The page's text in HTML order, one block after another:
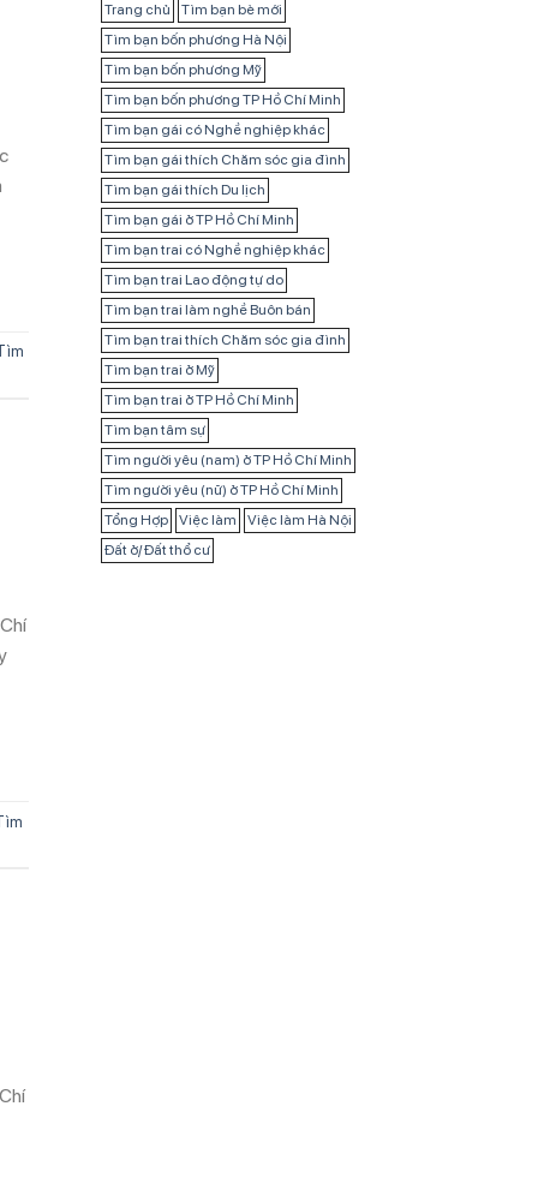
Trang chủ
Tìm bạn bè mới
Tìm bạn bốn phương Hà Nội
Tìm bạn bốn phương Mỹ
Tìm bạn bốn phương TP Hồ Chí Minh
Tìm bạn gái có Nghề nghiệp khác
Tìm bạn gái thích Chăm sóc gia đình
Tìm bạn gái thích Du lịch
Tìm bạn gái ở TP Hồ Chí Minh
Tìm bạn trai có Nghề nghiệp khác
Tìm bạn trai Lao động tự do
Tìm bạn trai làm nghề Buôn bán
Tìm bạn trai thích Chăm sóc gia đình
Tìm bạn trai ở Mỹ
Tìm bạn trai ở TP Hồ Chí Minh
Tìm bạn tâm sự
Tìm người yêu (nam) ở TP Hồ Chí Minh
Tìm người yêu (nữ) ở TP Hồ Chí Minh
Tổng Hợp
Việc làm
Việc làm Hà Nội
Đất ở/ Đất thổ cư